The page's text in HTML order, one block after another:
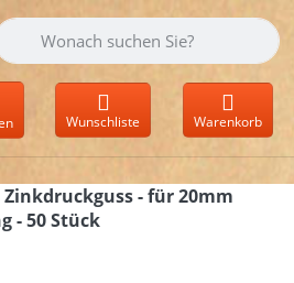
Sie einen Suchbegriff ein.
Wunschliste Warenkorb
- für 20mm
- 50 Stück